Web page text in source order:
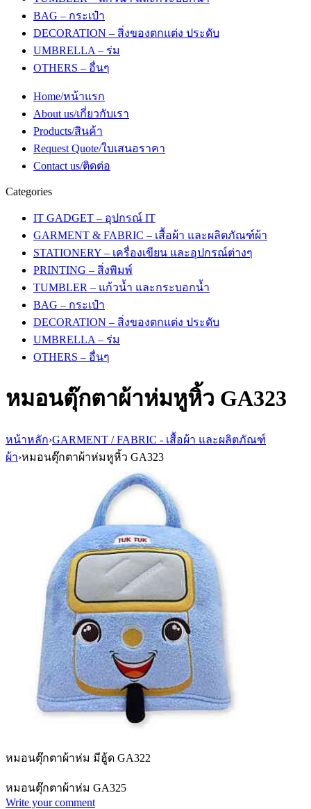
BAG – กระเป๋า
DECORATION – สิ่งของตกแต่ง ประดับ
UMBRELLA – ร่ม
OTHERS – อื่นๆ
Home/หน้าแรก
About us/เกี่ยวกับเรา
Products/สินค้า
Request Quote/ใบเสนอราคา
Contact us/ติดต่อ
Categories
IT GADGET – อุปกรณ์ IT
GARMENT & FABRIC – เสื้อผ้า และผลิตภัณฑ์ผ้า
STATIONERY – เครื่องเขียน และอุปกรณ์ต่างๆ
PRINTING – สิ่งพิมพ์
TUMBLER – แก้วน้ำ และกระบอกน้ำ
BAG – กระเป๋า
DECORATION – สิ่งของตกแต่ง ประดับ
UMBRELLA – ร่ม
OTHERS – อื่นๆ
หมอนตุ๊กตาผ้าห่มหูหิ้ว GA323
หน้าหลัก›GARMENT / FABRIC - เสื้อผ้า และผลิตภัณฑ์
ผ้า›หมอนตุ๊กตาผ้าห่มหูหิ้ว GA323
หมอนตุ๊กตาผ้าห่ม มีฮู้ด GA322
หมอนตุ๊กตาผ้าห่ม GA325
Write your comment